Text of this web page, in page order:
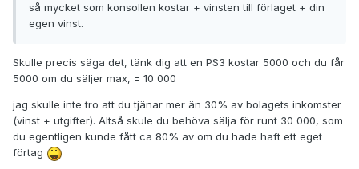
så mycket som konsollen kostar + vinsten till förlaget + din
egen vinst.
Skulle precis säga det, tänk dig att en PS3 kostar 5000 och du får
5000 om du säljer max, = 10 000
jag skulle inte tro att du tjänar mer än 30% av bolagets inkomster
(vinst + utgifter). Altså skule du behöva sälja för runt 30 000, som
du egentligen kunde fått ca 80% av om du hade haft ett eget
förtag